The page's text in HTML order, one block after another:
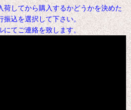
してから購入するかどうかを決めた
振込を選択して下さい。
にてご連絡を致します。